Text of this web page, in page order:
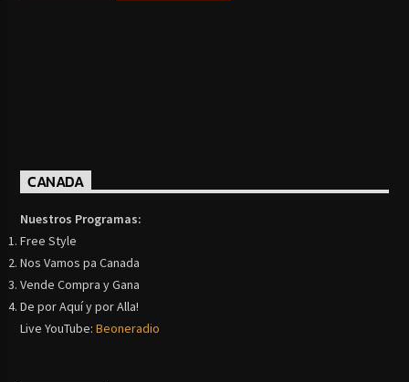
CANADA
Nuestros Programas:
Free Style
Nos Vamos pa Canada
Vende Compra y Gana
De por Aquí y por Alla!
Live YouTube:Beoneradio